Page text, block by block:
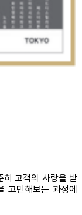
히 고객의 사랑을 받
고민해보는 과정에